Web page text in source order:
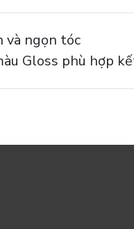
và ngọn tóc
Gloss phù hợp